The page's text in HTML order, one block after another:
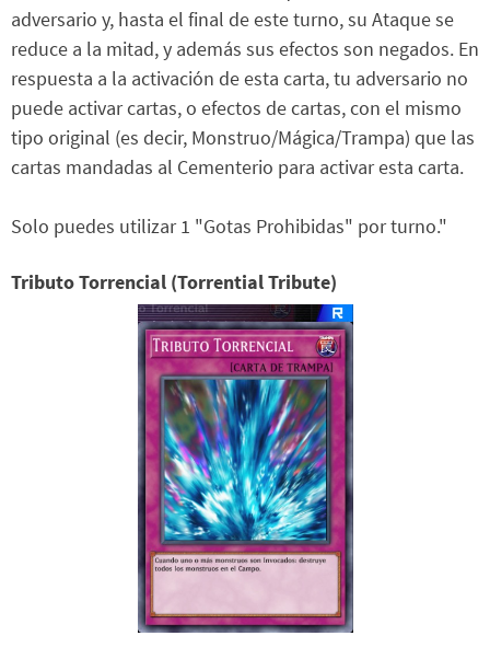
adversario y, hasta el final de este turno, su Ataque se
reduce a la mitad, y además sus efectos son negados. En
respuesta a la activación de esta carta, tu adversario no
puede activar cartas, o efectos de cartas, con el mismo
tipo original (es decir, Monstruo/Mágica/Trampa) que las
cartas mandadas al Cementerio para activar esta carta.
Solo puedes utilizar 1 "Gotas Prohibidas" por turno."
Tributo Torrencial (Torrential Tribute)